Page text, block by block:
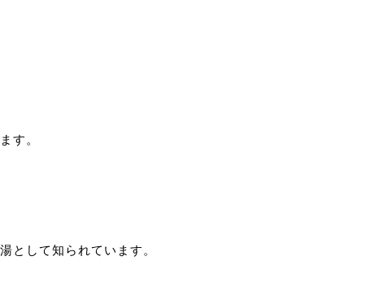
す。
として知られています。